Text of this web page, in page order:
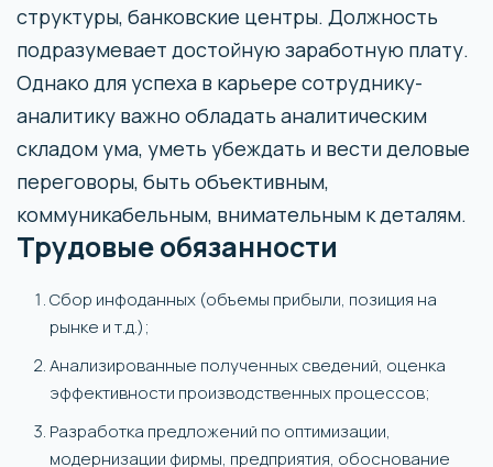
структуры, банковские центры. Должность
подразумевает достойную заработную плату.
Однако для успеха в карьере сотруднику-
аналитику важно обладать аналитическим
складом ума, уметь убеждать и вести деловые
переговоры, быть объективным,
коммуникабельным, внимательным к деталям.
Трудовые обязанности
Сбор инфоданных (объемы прибыли, позиция на
рынке и т.д.);
Анализированные полученных сведений, оценка
эффективности производственных процессов;
Разработка предложений по оптимизации,
модернизации фирмы, предприятия, обоснование